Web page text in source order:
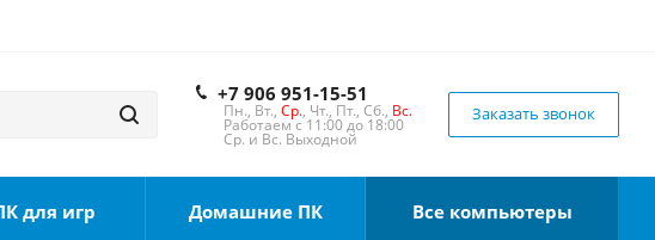
+7 906 951-15-51
Пн., Вт., Ср., Чт., Пт., Сб., Вс.
Работаем с 11:00 до 18:00
Ср. и Вс. Выходной
Заказать звонок
для игр Домашние ПК Все компьютеры